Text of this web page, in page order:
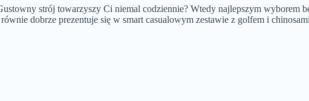
strój towarzyszy Ci niemal codziennie? Wtedy najlepszym wyborem
dobrze prezentuje się w smart casualowym zestawie z golfem i